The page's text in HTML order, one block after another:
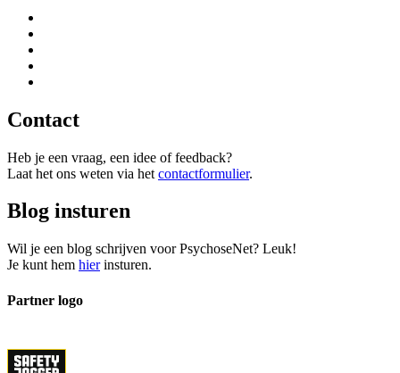
Contact
Heb je een vraag, een idee of feedback?
Laat het ons weten via het contactformulier.
Blog insturen
Wil je een blog schrijven voor PsychoseNet? Leuk!
Je kunt hem hierinsturen.
Partner logo